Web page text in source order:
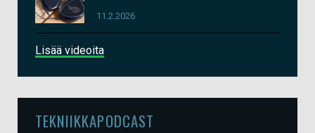
11.2.2026
Lisää videoita
TEKNIIKKAPODCAST